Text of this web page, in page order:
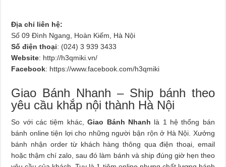
Địa chỉ liên hệ:
Số 09 Đình Ngang, Hoàn Kiếm, Hà Nội
Số điện thoại: (024) 3 939 3433
Website: http://h3qmiki.vn/
Facebook: https://www.facebook.com/h3qmiki
Giao Bánh Nhanh – Ship bánh theo
yêu cầu khắp nội thành Hà Nội
So với các tiệm khác,Giao Bánh Nhanh là 1 hệ thống bán
bánh online tiện lợi cho những người bận rộn ở Hà Nội. Xưởng
bánh nhận order từ khách hàng thông qua điện thoại, email
hoặc thậm chí zalo, sau đó làm bánh và ship đúng giờ hẹn theo